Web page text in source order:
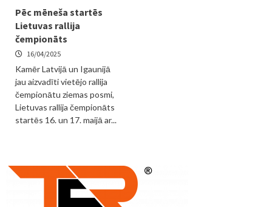
Pēc mēneša startēs
Lietuvas rallija
čempionāts
16/04/2025
Kamēr Latvijā un Igaunijā
jau aizvadīti vietējo rallija
čempionātu ziemas posmi,
Lietuvas rallija čempionāts
startēs 16. un 17. maijā ar...